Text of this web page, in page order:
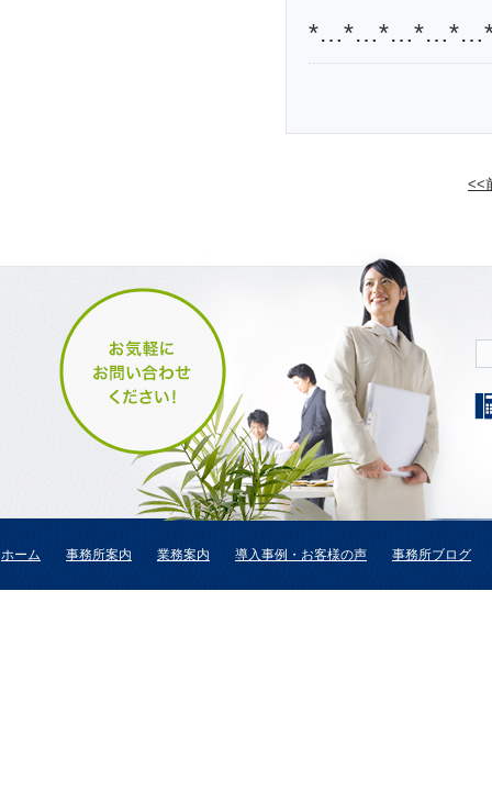
<<
ホーム 事務所案内 業務案内 導入事例・お客様の声 事務所ブログ